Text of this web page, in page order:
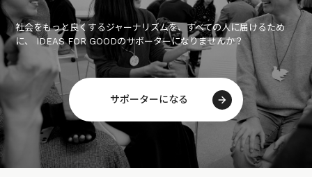
社会をもっと良くするジャーナリズムを、すべての人に届けるため
に、 IDEAS FOR GOODのサポーターになりませんか？
サポーターになる